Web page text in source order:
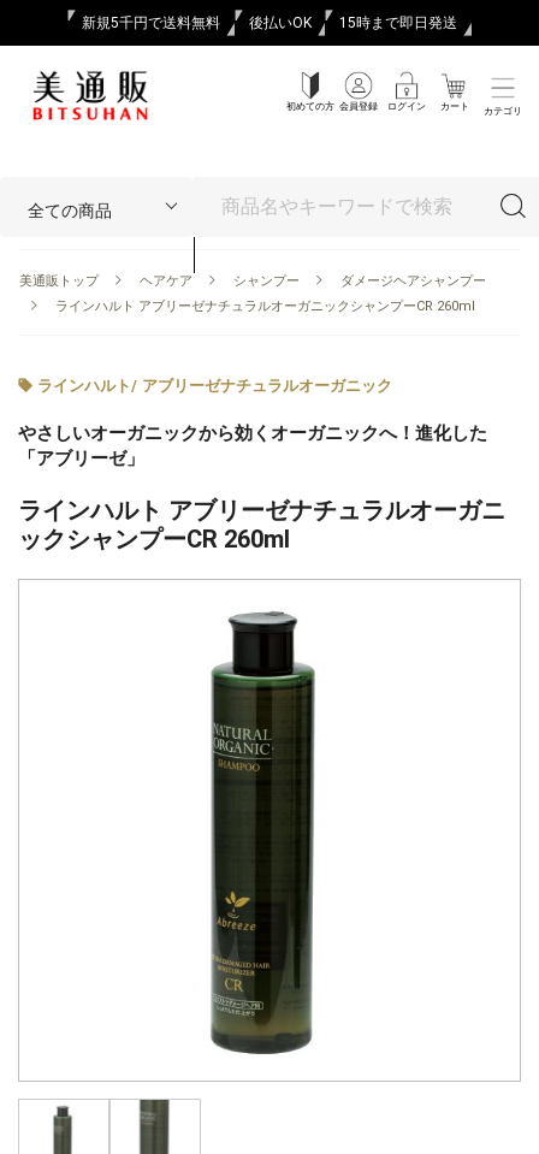
新規5千円で送料無料 後払いOK 15時まで即日発送
初めての方 会員登録 ログイン カート カテゴリ
美通販トップ ヘアケア シャンプー
ダメージヘアシャンプー
ラインハルト アブリーゼナチュラルオーガニックシャンプーCR 260ml
ラインハルト/ アブリーゼナチュラルオーガニック
やさしいオーガニックから効くオーガニックへ！進化した
「アブリーゼ」
ラインハルト アブリーゼナチュラルオーガニ
ックシャンプーCR 260ml